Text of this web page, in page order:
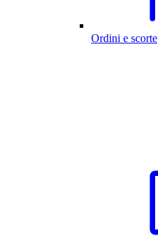
Ordini e scorte